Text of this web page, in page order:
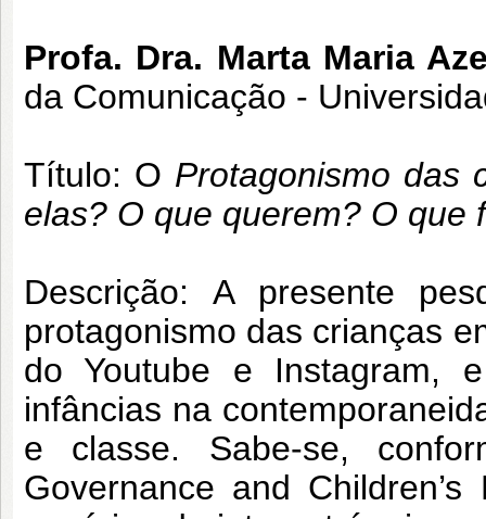
Profa. Dra. Marta Maria
da Comunicação -
Título: O Protagonismo das
elas? O que querem? O que
Descrição:A presente
protagonismo das crianças
do Youtube e Instagram,
infâncias na
e classe. Sabe-se,
Governance and